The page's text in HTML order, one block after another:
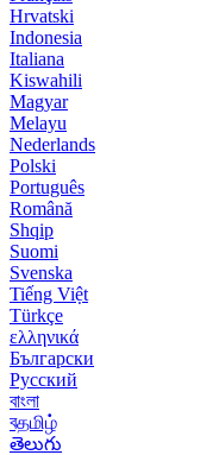
Hrvatski
Indonesia
Italiana
Kiswahili
Magyar
Melayu
Nederlands
Polski
Português
Română
Shqip
Suomi
Svenska
Tiếng Việt
Türkçe
ελληνικά
Български
Русский
বাংলা
বதமிழ்
తెలుగు